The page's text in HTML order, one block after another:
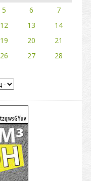
5 6
7
12 13
14
19 20
21
26 27
28